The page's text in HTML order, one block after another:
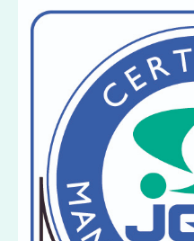
医療施設
工場・倉庫
商業施設
採用情報
先輩からのメッセージ